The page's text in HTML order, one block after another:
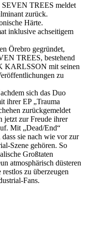
SEVEN TREES meldet
zurück.
Härte.
inklusive achseitigem
Örebro gegründet,
TREES, bestehend
KARLSSON mit seinen
zu
sich das Duo
ihrer EP „Trauma
zurückgemeldet
jetzt zur Freude ihrer
Mit „Dead/End“
sie nach wie vor zur
Szene gehören. So
Großtaten
atmosphärisch düsteren
zu überzeugen
Fans.